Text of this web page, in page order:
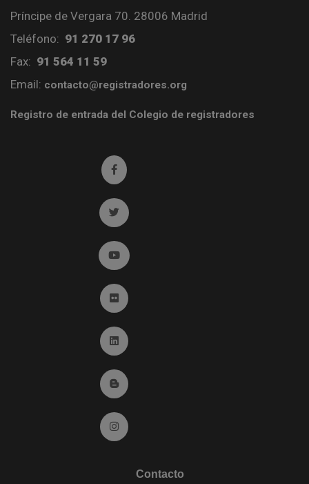
Príncipe de Vergara 70. 28006 Madrid
Teléfono: 91 270 17 96
Fax: 91 564 11 59
Email: contacto@registradores.org
Registro de entrada del Colegio de registradores
Ir a facebook (abre en ventana nueva)
Ir a twitter (abre en ventana nueva)
Ir a YouTube (abre en ventana nueva)
Ir a Flickr (abre en ventana nueva)
Ir a Linkedin (abre en ventana nueva)
Ir al Blog (abre en ventana nueva)
Ir a Instagram (abre en ventana nueva)
Contacto